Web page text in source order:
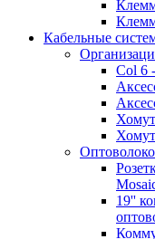
Кабельные
Col 6
19''